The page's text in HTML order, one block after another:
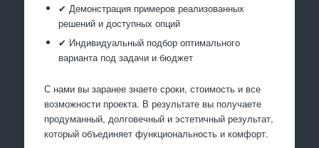
✔ Демонстрация примеров реализованных
решений и доступных опций
✔ Индивидуальный подбор оптимального
варианта под задачи и бюджет
С нами вы заранее знаете сроки, стоимость и все
возможности проекта. В результате вы получаете
продуманный, долговечный и эстетичный результат,
который объединяет функциональность и комфорт.